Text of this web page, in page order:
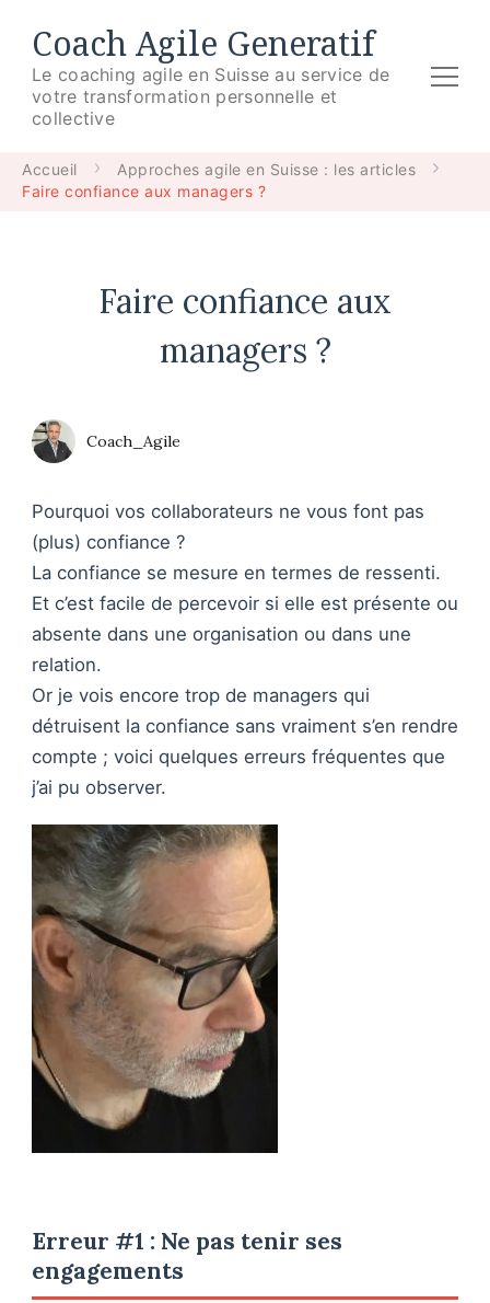
Coach Agile Generatif
Le coaching agile en Suisse au service de
votre transformation personnelle et
collective
Accueil
Approches agile en Suisse : les articles
Faire confiance aux managers ?
Faire confiance aux
managers ?
Coach_Agile
Pourquoi vos collaborateurs ne vous font pas
(plus) confiance ?
La confiance se mesure en termes de ressenti.
Et c’est facile de percevoir si elle est présente ou
absente dans une organisation ou dans une
relation.
Or je vois encore trop de managers qui
détruisent la confiance sans vraiment s’en rendre
compte ; voici quelques erreurs fréquentes que
j’ai pu observer.
Erreur #1 : Ne pas tenir ses
engagements